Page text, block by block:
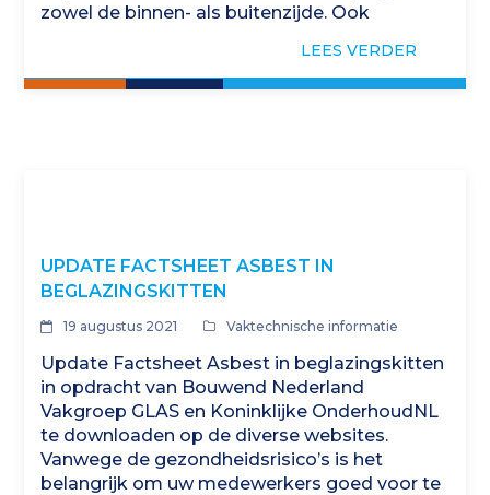
zowel de binnen- als buitenzijde. Ook
LEES VERDER
UPDATE FACTSHEET ASBEST IN
BEGLAZINGSKITTEN
19 augustus 2021 Vaktechnische informatie
Update Factsheet Asbest in beglazingskitten
in opdracht van Bouwend Nederland
Vakgroep GLAS en Koninklijke OnderhoudNL
te downloaden op de diverse websites.
Vanwege de gezondheidsrisico’s is het
belangrijk om uw medewerkers goed voor te